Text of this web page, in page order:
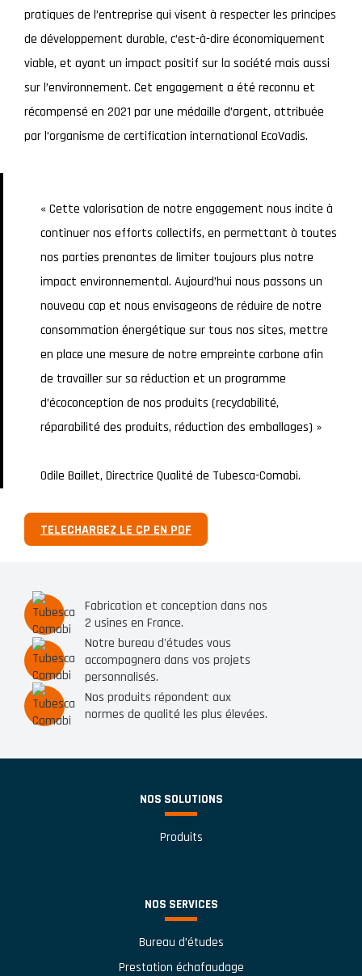
pratiques de l’entreprise qui visent à respecter les principes
de développement durable, c’est-à-dire économiquement
viable, et ayant un impact positif sur la société mais aussi
sur l’environnement. Cet engagement a été reconnu et
récompensé en 2021 par une médaille d’argent, attribuée
par l’organisme de certification international EcoVadis.
« Cette valorisation de notre engagement nous incite à
continuer nos efforts collectifs, en permettant à toutes
nos parties prenantes de limiter toujours plus notre
impact environnemental. Aujourd’hui nous passons un
nouveau cap et nous envisageons de réduire de notre
consommation énergétique sur tous nos sites, mettre
en place une mesure de notre empreinte carbone afin
de travailler sur sa réduction et un programme
d’écoconception de nos produits (recyclabilité,
réparabilité des produits, réduction des emballages) »
Odile Baillet, Directrice Qualité de Tubesca-Comabi.
TELECHARGEZ LE CP EN PDF
Fabrication et conception dans nos
2 usines en France.
Notre bureau d'études vous
accompagnera dans vos projets
personnalisés.
Nos produits répondent aux
normes de qualité les plus élevées.
NOS SOLUTIONS
Produits
NOS SERVICES
Bureau d’études
Prestation échafaudage